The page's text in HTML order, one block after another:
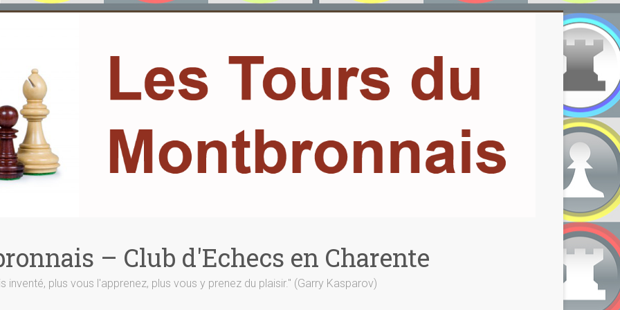
– Club d'Echecs en Charente
inventé, plus vous l'apprenez, plus vous y prenez du plaisir." (Garry Kasparov)